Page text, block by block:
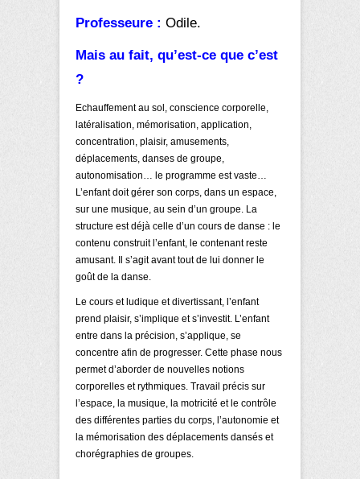
Professeure : Odile.
Mais au fait, qu’est-ce que c’est
?
Echauffement au sol, conscience corporelle,
latéralisation, mémorisation, application,
concentration, plaisir, amusements,
déplacements, danses de groupe,
autonomisation… le programme est vaste…
L’enfant doit gérer son corps, dans un espace,
sur une musique, au sein d’un groupe. La
structure est déjà celle d’un cours de danse : le
contenu construit l’enfant, le contenant reste
amusant. Il s’agit avant tout de lui donner le
goût de la danse.
Le cours et ludique et divertissant, l’enfant
prend plaisir, s’implique et s’investit. L’enfant
entre dans la précision, s’applique, se
concentre afin de progresser. Cette phase nous
permet d’aborder de nouvelles notions
corporelles et rythmiques. Travail précis sur
l’espace, la musique, la motricité et le contrôle
des différentes parties du corps, l’autonomie et
la mémorisation des déplacements dansés et
chorégraphies de groupes.